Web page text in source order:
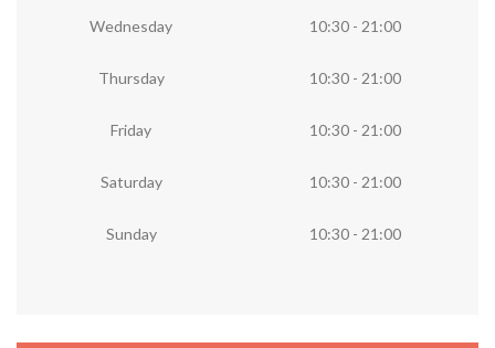
Wednesday 10:30 - 21:00
Thursday 10:30 - 21:00
Friday 10:30 - 21:00
Saturday 10:30 - 21:00
Sunday 10:30 - 21:00